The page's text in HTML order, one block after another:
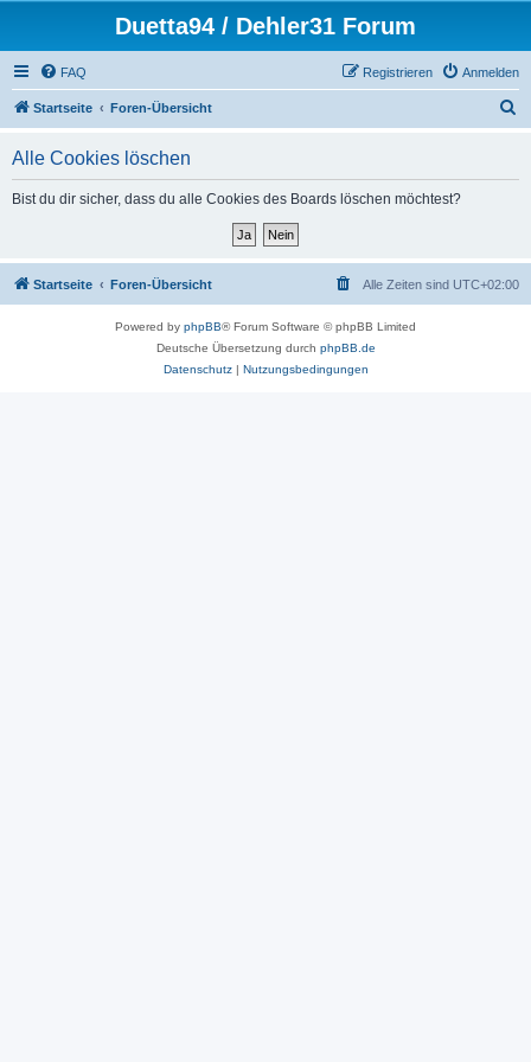
Duetta94 / Dehler31 Forum
FAQ Anmelden
Registrieren
Startseite Foren-Übersicht
Alle Cookies löschen
Bist du dir sicher, dass du alle Cookies des Boards löschen möchtest?
Startseite Foren-Übersicht Alle Zeiten sind UTC+02:00
Powered by phpBB® Forum Software © phpBB Limited
Deutsche Übersetzung durch phpBB.de
Datenschutz| Nutzungsbedingungen